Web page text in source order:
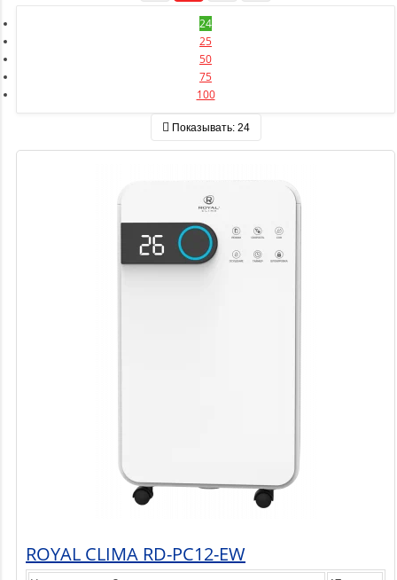
24
25
50
75
100
Показывать: 24
ROYAL CLIMA RD-PC12-EW